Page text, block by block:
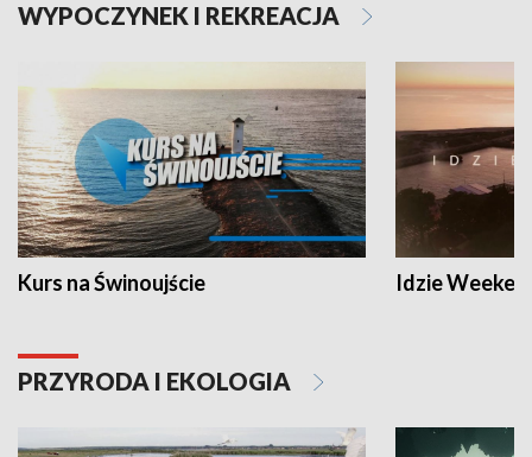
WYPOCZYNEK I REKREACJA
Kurs na Świnoujście Idzie
PRZYRODA I EKOLOGIA